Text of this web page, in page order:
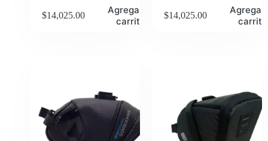
$14,025.00
Agregar al
carrito
$14,025.00
Agregar
carrito